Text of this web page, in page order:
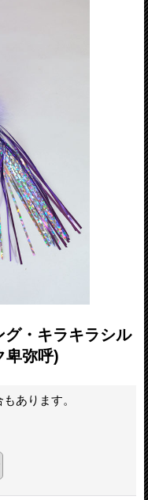
・キラキラシル
卑弥呼)
あります。